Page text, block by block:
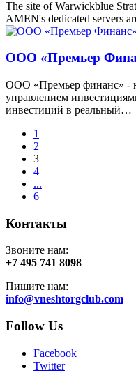
The site of Warwickblue
AMEN's dedicated servers
ООО «Премьер
ООО «Премьер финанс» -
управлением
инвестиций в реальный…
1
2
3
4
...
6
Контакты
Звоните нам:
+7 495 741 8098
Пишите нам:
info@vneshtorgclub.com
Follow Us
Facebook
Twitter